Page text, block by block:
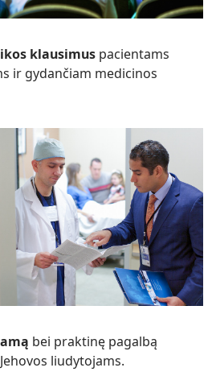
klausimus pacientams
ir gydančiam medicinos
bei praktinę pagalbą
liudytojams.